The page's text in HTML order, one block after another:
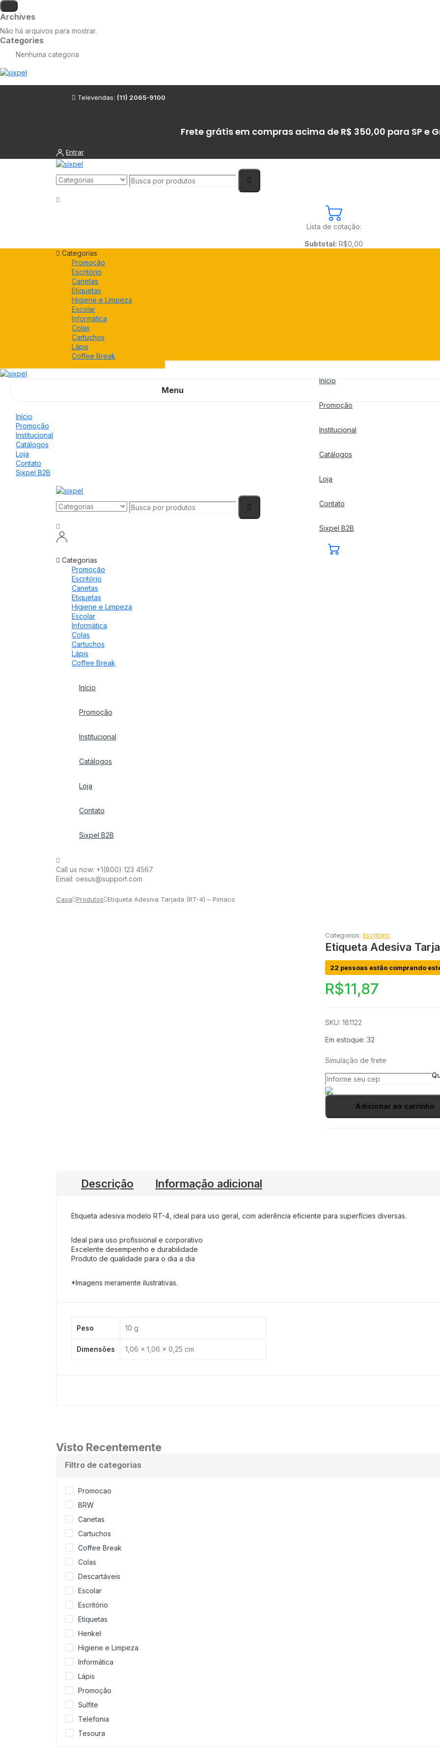
Archives
Não há arquivos para mostrar.
Categories
Nenhuma categoria
Televendas: (11) 2065-9100
Frete grátis em compras acima de R$ 350,00 para SP e
Entrar
Lista de cotação:
Subtotal: R$0,00
Categorias
Promoção
Escritório
Canetas
Etiquetas
Higiene e Limpeza
Escolar
Informática
Colas
Cartuchos
Lápis
Coffee Break
Início
Promoção
Institucional
Catálogos
Loja
Contato
Sixpel B2B
Menu
Início
Promoção
Institucional
Catálogos
Loja
Contato
Sixpel B2B
Categorias
Promoção
Escritório
Canetas
Etiquetas
Higiene e Limpeza
Escolar
Informática
Colas
Cartuchos
Lápis
Coffee Break
Início
Promoção
Institucional
Catálogos
Loja
Contato
Sixpel B2B
Call us now: +1(800) 123 4567
Email: oesus@support.com
Casa Produtos Etiqueta Adesiva Tarjada (RT-4) – Pimaco
Categorias: Escritório
Etiqueta Adesiva
22 pessoas estão comprando
R$11,87
SKU: 181122
Em estoque: 32
Simulação de frete
Adicionar ao carrinho
Descrição Informação adicional
Etiqueta adesiva modelo RT-4, ideal para uso geral, com aderência eficiente para superfícies diversas.
Ideal para uso profissional e corporativo
Excelente desempenho e durabilidade
Produto de qualidade para o dia a dia
*Imagens meramente ilustrativas.
Peso 10 g
Dimensões 1,06 × 1,06 × 0,25 cm
Visto Recentemente
Filtro de categorias
Promocao
BRW
Canetas
Cartuchos
Coffee Break
Colas
Descartáveis
Escolar
Escritório
Etiquetas
Henkel
Higiene e Limpeza
Informática
Lápis
Promoção
Sulfite
Telefonia
Tesoura